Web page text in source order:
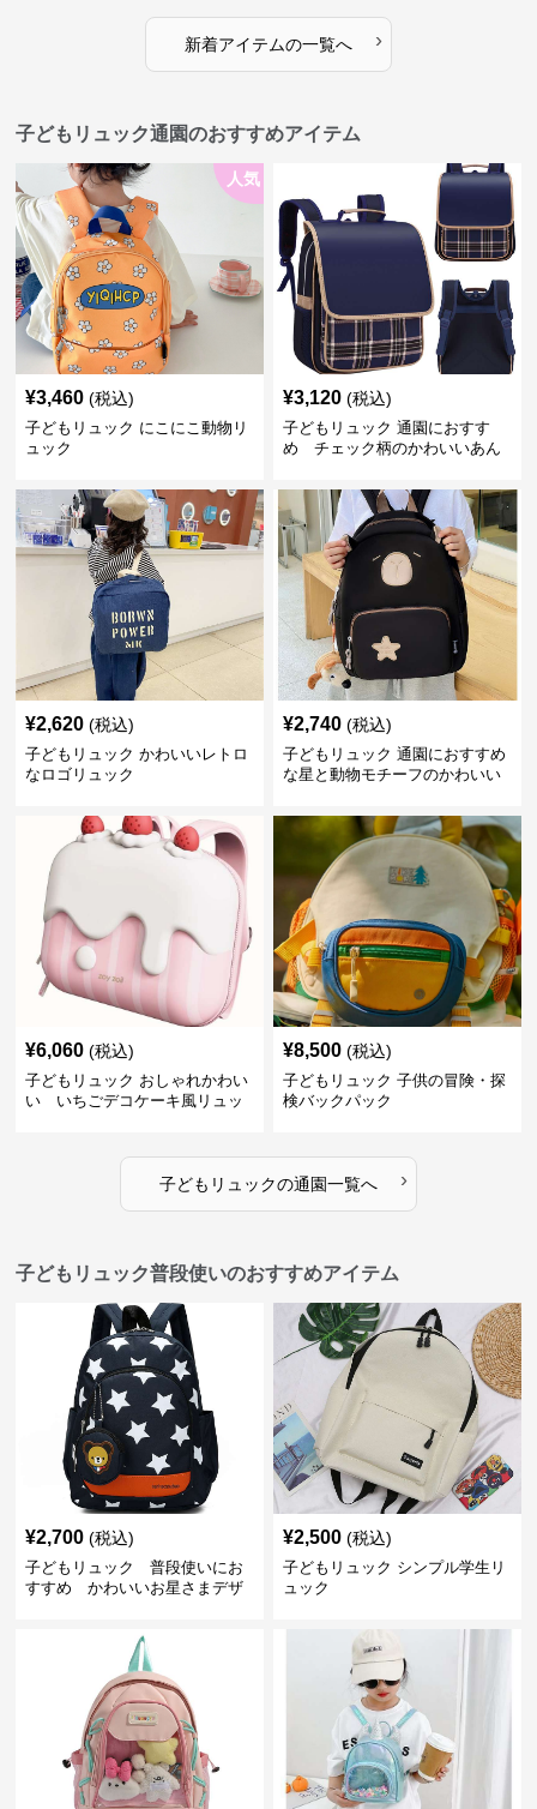
新着アイテムの一覧へ ›
子どもリュック通園のおすすめアイテム
人気
¥3,460 (税込)
子どもリュック にこにこ動物リ
ュック
¥3,120 (税込)
子どもリュック 通園におすす
め チェック柄のかわいいあん
¥2,620 (税込)
子どもリュック かわいいレトロ
なロゴリュック
¥2,740 (税込)
子どもリュック 通園におすすめ
な星と動物モチーフのかわいい
¥6,060 (税込)
子どもリュック おしゃれかわい
い いちごデコケーキ風リュッ
¥8,500 (税込)
子どもリュック 子供の冒険・探
検バックパック
子どもリュックの通園一覧へ ›
子どもリュック普段使いのおすすめアイテム
¥2,700 (税込)
子どもリュック 普段使いにお
すすめ かわいいお星さまデザ
¥2,500 (税込)
子どもリュック シンプル学生リ
ュック